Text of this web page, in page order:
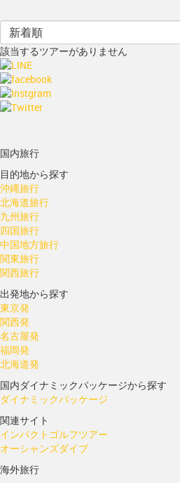
該当するツアーがありません
国内旅行
目的地から探す
沖縄旅行
北海道旅行
九州旅行
四国旅行
中国地方旅行
関東旅行
関西旅行
出発地から探す
東京発
関西発
名古屋発
福岡発
北海道発
国内ダイナミックパッケージから探す
ダイナミックパッケージ
関連サイト
インパクトゴルフツアー
オーシャンズダイブ
海外旅行